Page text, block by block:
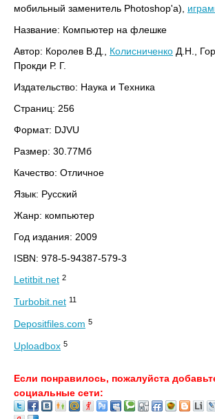
мобильный заменитель Photoshop'a),
Название: Компьютер на флешке
Автор: Королев В.Д., Колисниченко Д.Н.,
Прокди Р. Г.
Издательство: Наука и Техника
Страниц: 256
Формат: DJVU
Размер: 30.77Мб
Качество: Отличное
Язык: Русский
Жанр: компьютер
Год издания: 2009
ISBN: 978-5-94387-579-3
Letitbit.net 2
Turbobit.net 11
Depositfiles.com 5
Uploadbox 5
Если понравилось, пожалуйста
социальные сети: